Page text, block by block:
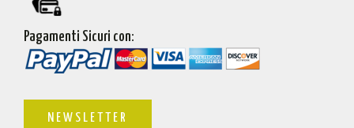
Pagamenti Sicuri con:
NEWSLETTER